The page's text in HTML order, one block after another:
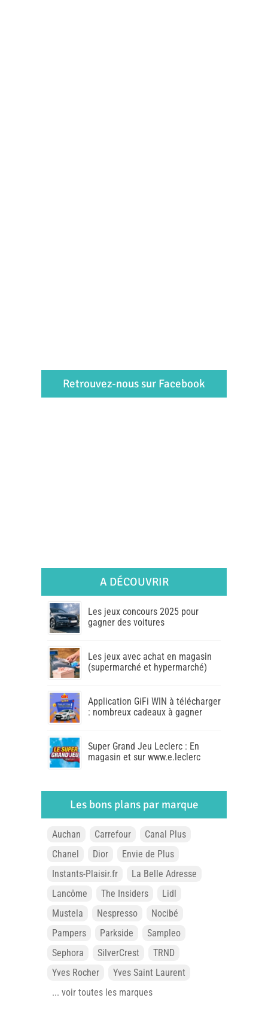
Retrouvez-nous sur Facebook
A DÉCOUVRIR
Les jeux concours 2025 pour
gagner des voitures
Les jeux avec achat en magasin
(supermarché et hypermarché)
Application GiFi WIN à télécharger
: nombreux cadeaux à gagner
Super Grand Jeu Leclerc : En
magasin et sur www.e.leclerc
Les bons plans par marque
Auchan Carrefour
Canal Plus
Chanel
Dior
Envie de Plus
Instants-Plaisir.fr
La Belle Adresse
Lancôme
The Insiders
Lidl
Mustela
Nespresso
Nocibé
Pampers
Parkside
Sampleo
Sephora
SilverCrest
TRND
Yves Rocher
Yves Saint Laurent
... voir toutes les marques